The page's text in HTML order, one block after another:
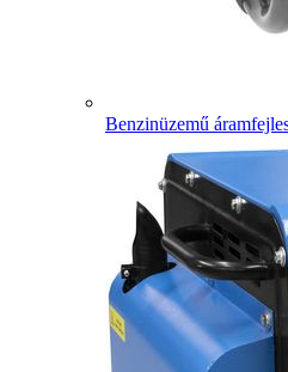
Benzinüzemű